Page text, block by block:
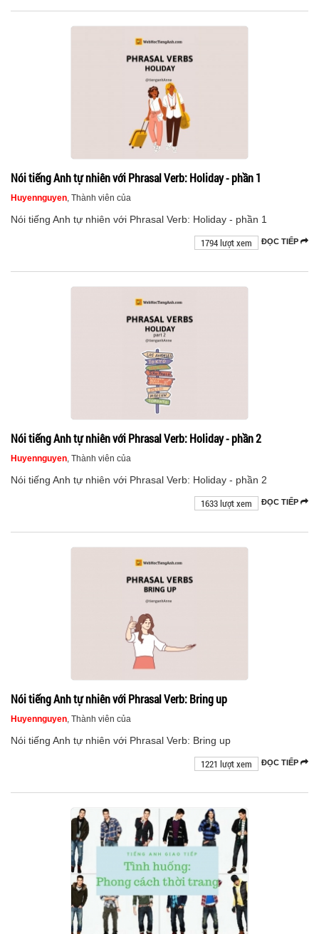
Nói tiếng Anh tự nhiên với Phrasal Verb: Holiday - phần 1
Huyennguyen , Thành viên của
Nói tiếng Anh tự nhiên với Phrasal Verb: Holiday - phần 1
ĐỌC TIẾP
1794 lượt xem
Nói tiếng Anh tự nhiên với Phrasal Verb: Holiday - phần 2
Huyennguyen , Thành viên của
Nói tiếng Anh tự nhiên với Phrasal Verb: Holiday - phần 2
ĐỌC TIẾP
1633 lượt xem
Nói tiếng Anh tự nhiên với Phrasal Verb: Bring up
Huyennguyen , Thành viên của
Nói tiếng Anh tự nhiên với Phrasal Verb: Bring up
ĐỌC TIẾP
1221 lượt xem